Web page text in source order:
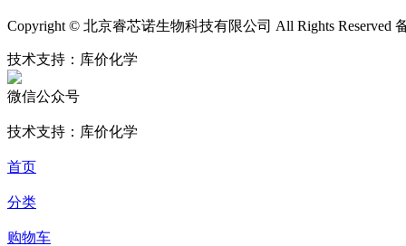
Copyright © 北京睿芯诺生物科技有限公司 All Rights Reserved
技术支持：库价化学
微信公众号
技术支持：库价化学
首页
分类
购物车